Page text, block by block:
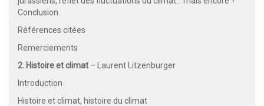
Conclusion
Références citées
Remerciements
2. Histoire et climat – Laurent Litzenburger
Introduction
Histoire et climat, histoire du climat